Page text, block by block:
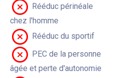
Rééduc périnéale
chez l'homme
Rééduc du sportif
PEC de la personne
âgée et perte d'autonomie